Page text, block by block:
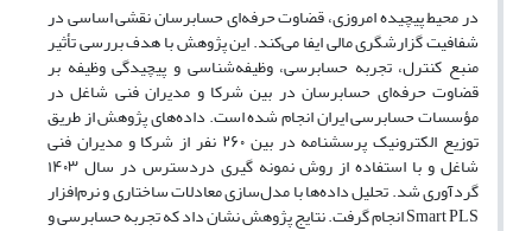
در محیط پیچیده امروزی، قضاوت حرفه‌ای حسابرسان نقشی اساسی در
شفافیت گزارشگری مالی ایفا می‌کند. این پژوهش با هدف بررسی تأثیر
منبع کنترل، تجربه حسابرسی، وظیفه‌شناسی و پیچیدگی وظیفه بر
قضاوت حرفه‌ای حسابرسان در بین شرکا و مدیران فنی شاغل در
مؤسسات حسابرسی ایران انجام شده است. داده‌های پژوهش از طریق
توزیع الکترونیک پرسشنامه در بین ۲۶۰ نفر از شرکا و مدیران فنی
شاغل و با استفاده از روش نمونه گیری دردسترس در سال ۱۴۰۳
گردآوری شد. تحلیل داده‌ها با مدل‌سازی معادلات ساختاری و نرم‌افزار
Smart PLS انجام گرفت. نتایج پژوهش نشان داد که تجربه حسابرسی و